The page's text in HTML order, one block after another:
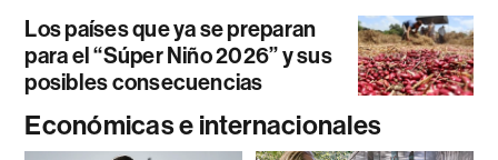
Los países que ya se preparan
para el “Súper Niño 2026” y sus
posibles consecuencias
Económicas e internacionales